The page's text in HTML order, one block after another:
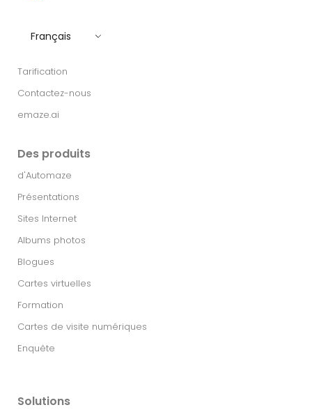
Français
Tarification
Contactez-nous
emaze.ai
Des produits
d'Automaze
Présentations
Sites Internet
Albums photos
Blogues
Cartes virtuelles
Formation
Cartes de visite numériques
Enquête
Solutions